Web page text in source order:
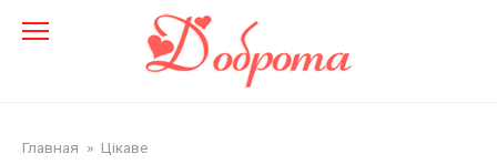
Главная » Цікаве